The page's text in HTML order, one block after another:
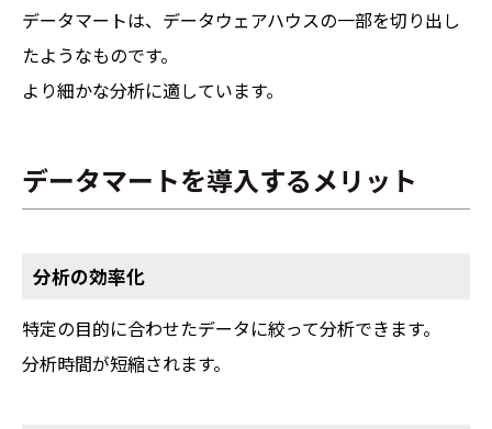
データマートは、データウェアハウスの一部を切り出し
たようなものです。
より細かな分析に適しています。
データマートを導入するメリット
分析の効率化
特定の目的に合わせたデータに絞って分析できます。
分析時間が短縮されます。